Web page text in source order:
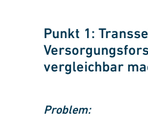
Punkt 1:
vergleichbar
Problem: